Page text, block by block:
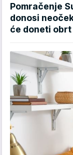
Pomračenje
donosi
će doneti